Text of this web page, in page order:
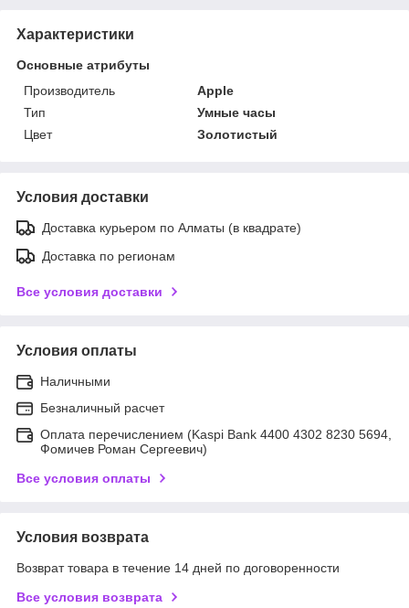
Характеристики
Основные атрибуты
Производитель
Apple
Тип
Умные часы
Цвет
Золотистый
Условия доставки
Доставка курьером по Алматы (в квадрате)
Доставка по регионам
Все условия доставки
Условия оплаты
Наличными
Безналичный расчет
Оплата перечислением (Kaspi Bank 4400 4302 8230 5694,
Фомичев Роман Сергеевич)
Все условия оплаты
Условия возврата
Возврат товара в течение 14 дней по договоренности
Все условия возврата